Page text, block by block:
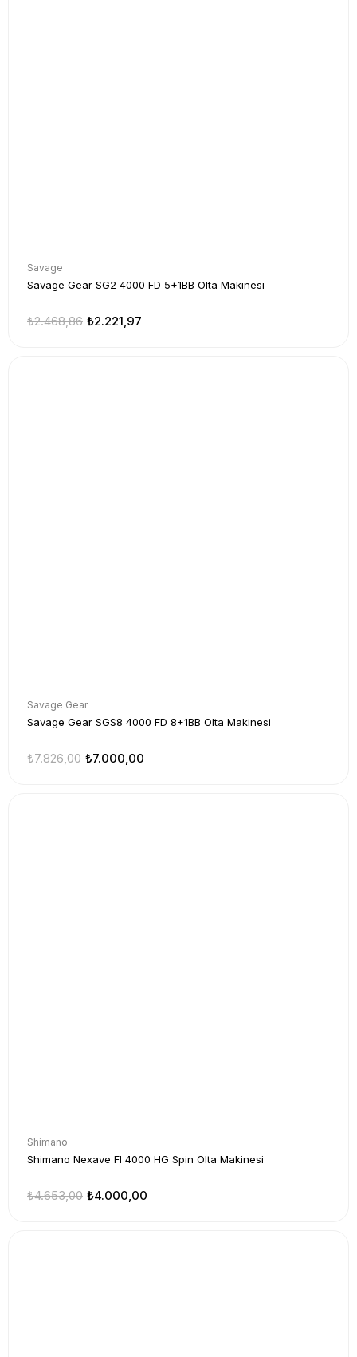
Savage
Savage Gear SG2 4000 FD 5+1BB Olta Makinesi
₺2.221,97
₺2.468,86
Savage Gear
Savage Gear SGS8 4000 FD 8+1BB Olta Makinesi
₺7.000,00
₺7.826,00
Shimano
Shimano Nexave FI 4000 HG Spin Olta Makinesi
₺4.000,00
₺4.653,00